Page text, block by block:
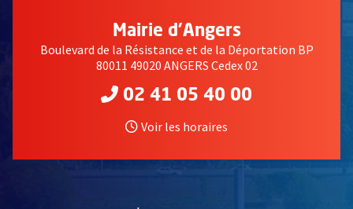
Mairie d'Angers
Boulevard de la Résistance et de la Déportation BP
80011 49020 ANGERS Cedex 02
02 41 05 40 00
Voir les horaires